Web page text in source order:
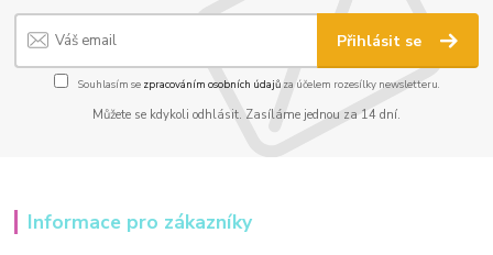
Přihlásit se
Souhlasím se zpracováním osobních údajůza účelem rozesílky newsletteru.
Můžete se kdykoli odhlásit. Zasíláme jednou za 14 dní.
Informace pro zákazníky